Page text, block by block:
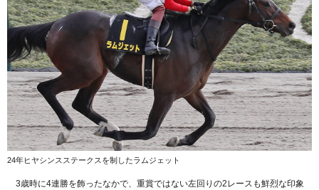
24年ヒヤシンスステークスを制したラムジェット
3歳時に4連勝を飾ったなかで、重賞ではない左回りの2レースも鮮烈な印象